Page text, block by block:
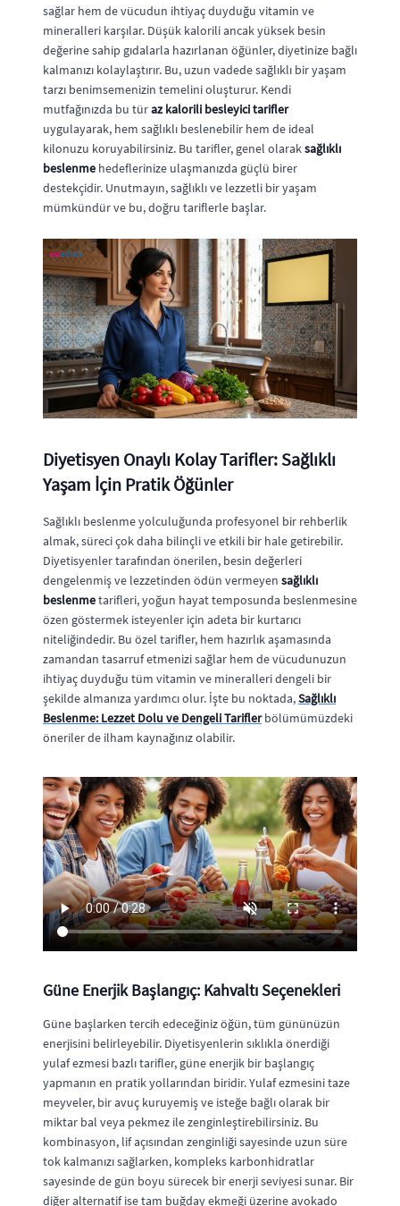
sağlar hem de vücudun ihtiyaç duyduğu vitamin ve
mineralleri karşılar. Düşük kalorili ancak yüksek besin
değerine sahip gıdalarla hazırlanan öğünler, diyetinize bağlı
kalmanızı kolaylaştırır. Bu, uzun vadede sağlıklı bir yaşam
tarzı benimsemenizin temelini oluşturur. Kendi
mutfağınızda bu türaz kalorili besleyici tarifler
uygulayarak, hem sağlıklı beslenebilir hem de ideal
kilonuzu koruyabilirsiniz. Bu tarifler, genel olaraksağlıklı
beslenme hedeflerinize ulaşmanızda güçlü birer
destekçidir. Unutmayın, sağlıklı ve lezzetli bir yaşam
mümkündür ve bu, doğru tariflerle başlar.
Diyetisyen Onaylı Kolay Tarifler: Sağlıklı
Yaşam İçin Pratik Öğünler
Sağlıklı beslenme yolculuğunda profesyonel bir rehberlik
almak, süreci çok daha bilinçli ve etkili bir hale getirebilir.
Diyetisyenler tarafından önerilen, besin değerleri
dengelenmiş ve lezzetinden ödün vermeyen sağlıklı
beslenmetarifleri, yoğun hayat temposunda beslenmesine
özen göstermek isteyenler için adeta bir kurtarıcı
niteliğindedir. Bu özel tarifler, hem hazırlık aşamasında
zamandan tasarruf etmenizi sağlar hem de vücudunuzun
ihtiyaç duyduğu tüm vitamin ve mineralleri dengeli bir
şekilde almanıza yardımcı olur. İşte bu noktada,Sağlıklı
Beslenme: Lezzet Dolu ve Dengeli Tariflerbölümümüzdeki
öneriler de ilham kaynağınız olabilir.
Güne Enerjik Başlangıç: Kahvaltı Seçenekleri
Güne başlarken tercih edeceğiniz öğün, tüm gününüzün
enerjisini belirleyebilir. Diyetisyenlerin sıklıkla önerdiği
yulaf ezmesi bazlı tarifler, güne enerjik bir başlangıç
yapmanın en pratik yollarından biridir. Yulaf ezmesini taze
meyveler, bir avuç kuruyemiş ve isteğe bağlı olarak bir
miktar bal veya pekmez ile zenginleştirebilirsiniz. Bu
kombinasyon, lif açısından zenginliği sayesinde uzun süre
tok kalmanızı sağlarken, kompleks karbonhidratlar
sayesinde de gün boyu sürecek bir enerji seviyesi sunar. Bir
diğer alternatif ise tam buğday ekmeği üzerine avokado